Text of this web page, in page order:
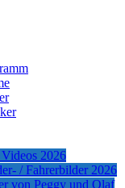
2026
/ Fahrerbilder 2026
von Peggy und Olaf